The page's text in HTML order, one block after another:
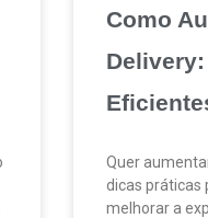
Como
Quer
dicas práticas
melhorar a